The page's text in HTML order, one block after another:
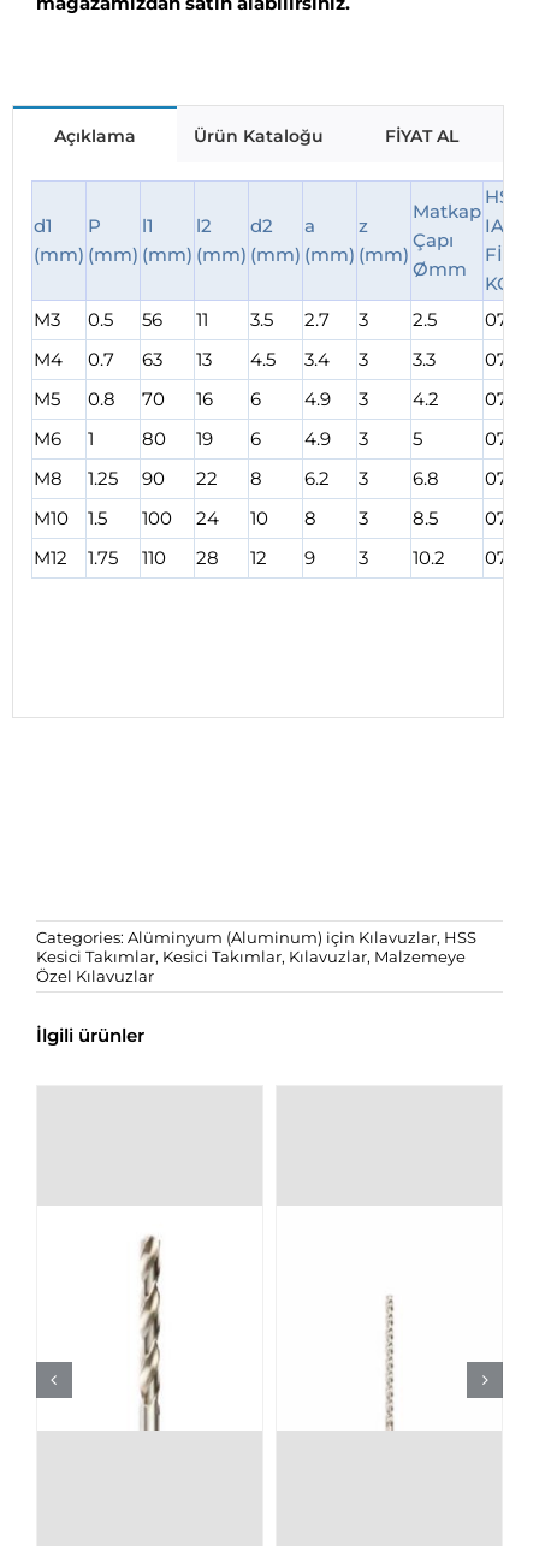
Açıklama Ürün Kataloğu FİYAT AL
d1
(mm)
P
(mm)
l1
(mm)
l2
(mm)
d2
(mm)
a
(mm)
z
(mm)
Matkap
Çapı
Ømm
HSS
FİYAT
M3
0.5 56 11 3.5 2.7 3 2.5
M4
0.7 63 13 4.5 3.4 3 3.3
M5
0.8 70 16 6 4.9 3 4.2
M6
1 80 19 6 4.9 3 5
M8
1.25 90 22 8 6.2 3 6.8
07091
M10
1.5 100 24 10 8 3 8.5
M12
1.75 110 28 12 9 3 10.2
Categories: Alüminyum (Aluminum) için Kılavuzlar, HSS
Kesici Takımlar, Kesici Takımlar, Kılavuzlar, Malzemeye
Özel Kılavuzlar
İlgili ürünler